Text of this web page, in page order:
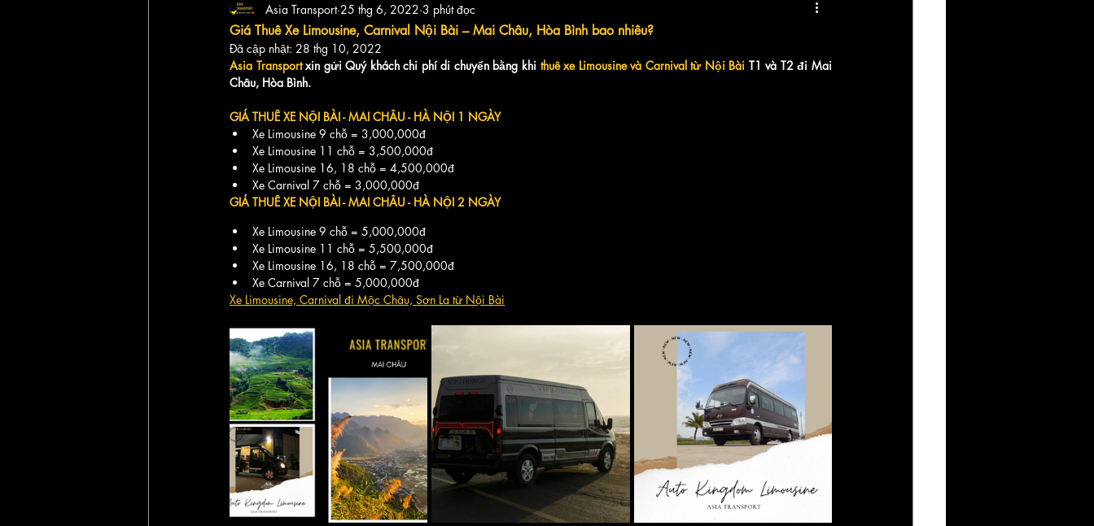
Thương hiệu, du lịch, Xe, điểm đến Car & Van, Travel Vietnam, News
Giá Thuê Xe Limousine, Carnival Nội Bài – Mai Châu, Hòa Bình bao nhiêu?
Asia Transport 25 thg 6, 2022 3 phút đọc
Đã cập nhật: 28 thg 10, 2022
Asia Transport xin gửi Quý khách chi phí di chuyển bằng khi thuê xe Limousine và Carnival từ Nội Bài T1 và T2 đi Mai
Châu, Hòa Bình.
GIÁ THUÊ XE NỘI BÀI - MAI CHÂU - HÀ NỘI 1 NGÀY
Xe Limousine 9 chỗ = 3,000,000đ
Xe Limousine 11 chỗ = 3,500,000đ
Xe Limousine 16, 18 chỗ = 4,500,000đ
Xe Carnival 7 chỗ = 3,000,000đ
GIÁ THUÊ XE NỘI BÀI - MAI CHÂU - HÀ NỘI 2 NGÀY
Xe Limousine 9 chỗ = 5,000,000đ
Xe Limousine 11 chỗ = 5,500,000đ
Xe Limousine 16, 18 chỗ = 7,500,000đ
Xe Carnival 7 chỗ = 5,000,000đ
Xe Limousine, Carnival đi Mộc Châu, Sơn La từ Nội Bài